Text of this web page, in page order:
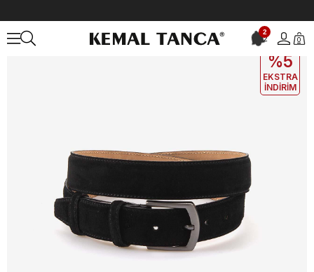
2
2 0
EKLE5
%5
EKSTRA
İNDİRİM